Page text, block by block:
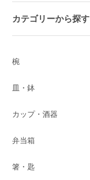
カテゴリーから探す
椀
皿・鉢
カップ・酒器
弁当箱
箸・匙